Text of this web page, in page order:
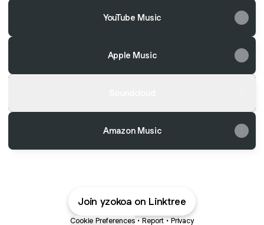
YouTube Music
Apple Music
Amazon Music
Join yzokoa on Linktree
Cookie Preferences • Report • Privacy